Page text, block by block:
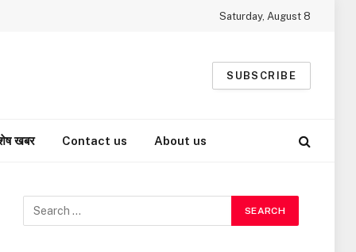
Saturday, August 8
SUBSCRIBE
खबर Contact us About us